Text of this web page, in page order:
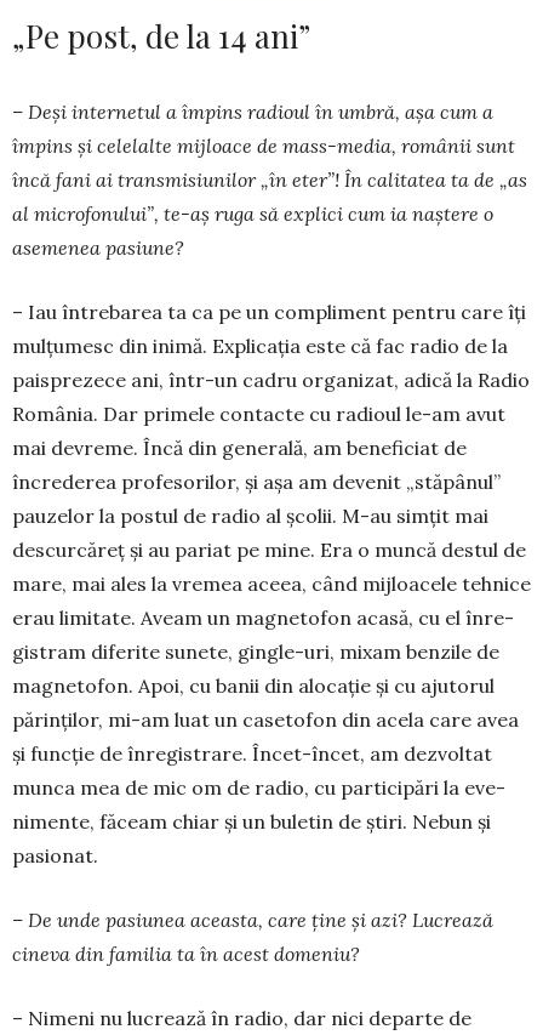
„Pe post, de la 14 ani”
– Deși internetul a împins radioul în umbră, așa cum a
împins și celelalte mijloace de mass-media, românii sunt
încă fani ai transmisiunilor „în eter”! În calitatea ta de „as
al microfonului”, te-aș ruga să explici cum ia naștere o
asemenea pasiune?
– Iau întrebarea ta ca pe un compliment pentru care îţi
mulţumesc din inimă. Explicaţia este că fac radio de la
paisprezece ani, într-un cadru organizat, adică la Radio
România. Dar pri­mele contacte cu radioul le-am avut
mai devreme. Încă din gene­rală, am beneficiat de
încrederea profesorilor, şi aşa am devenit „stăpânul”
pauzelor la postul de radio al şcolii. M-au simţit mai
descurcăreţ şi au pariat pe mine. Era o muncă destul de
mare, mai ales la vremea aceea, când mijloa­cele tehnice
erau limitate. Aveam un magnetofon acasă, cu el înre­
gistram diferite sunete, gingle-uri, mixam benzile de
magnetofon. Apoi, cu banii din alocaţie şi cu ajutorul
părinţilor, mi-am luat un casetofon din acela care avea
şi funcţie de înregistrare. Încet-încet, am dezvoltat
munca mea de mic om de radio, cu participări la eve­
nimente, făceam chiar şi un buletin de ştiri. Ne­bun şi
pasionat.
– De unde pasiunea aceasta, care ține și azi? Lucrează
cineva din familia ta în acest domeniu?
– Nimeni nu lucrează în radio, dar nici departe de